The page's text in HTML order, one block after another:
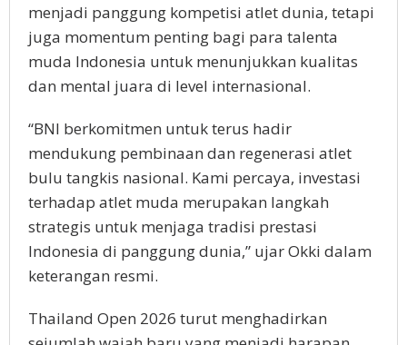
menjadi panggung kompetisi atlet dunia, tetapi
juga momentum penting bagi para talenta
muda Indonesia untuk menunjukkan kualitas
dan mental juara di level internasional.
“BNI berkomitmen untuk terus hadir
mendukung pembinaan dan regenerasi atlet
bulu tangkis nasional. Kami percaya, investasi
terhadap atlet muda merupakan langkah
strategis untuk menjaga tradisi prestasi
Indonesia di panggung dunia,” ujar Okki dalam
keterangan resmi.
Thailand Open 2026 turut menghadirkan